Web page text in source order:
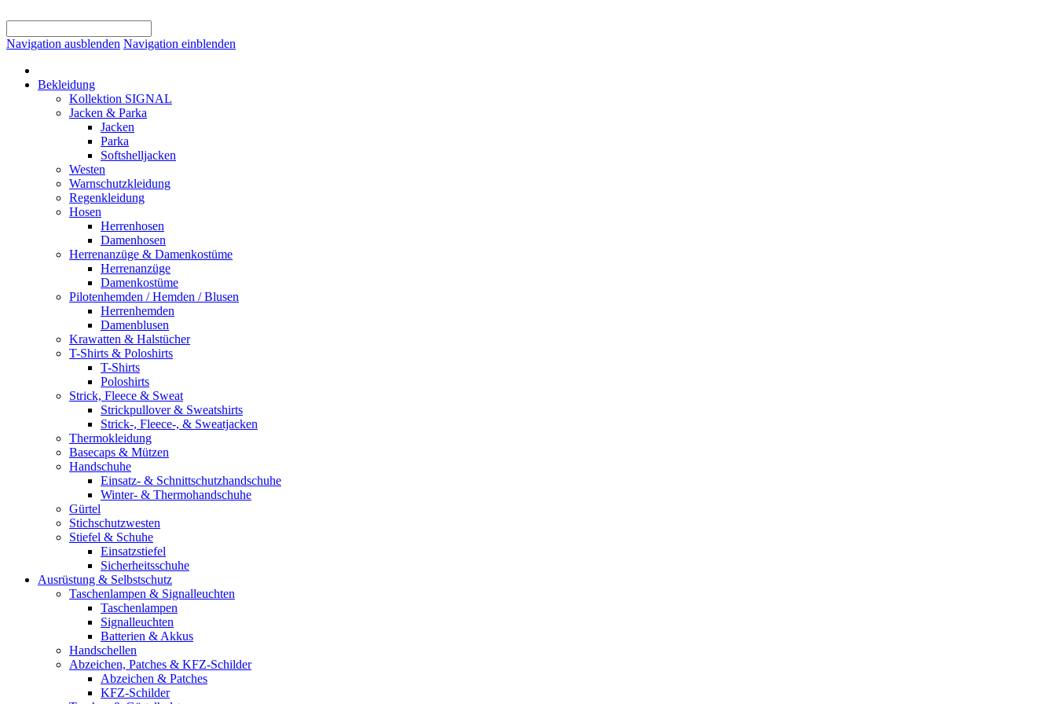
Navigation ausblenden Navigation einblenden
Bekleidung
Kollektion SIGNAL
Jacken & Parka
Jacken
Parka
Softshelljacken
Westen
Warnschutzkleidung
Regenkleidung
Hosen
Herrenhosen
Damenhosen
Herrenanzüge & Damenkostüme
Herrenanzüge
Damenkostüme
Pilotenhemden / Hemden / Blusen
Herrenhemden
Damenblusen
Krawatten & Halstücher
T-Shirts & Poloshirts
T-Shirts
Poloshirts
Strick, Fleece & Sweat
Strickpullover & Sweatshirts
Strick-, Fleece-, & Sweatjacken
Thermokleidung
Basecaps & Mützen
Handschuhe
Einsatz- & Schnittschutzhandschuhe
Winter- & Thermohandschuhe
Gürtel
Stichschutzwesten
Stiefel & Schuhe
Einsatzstiefel
Sicherheitsschuhe
Ausrüstung & Selbstschutz
Taschenlampen & Signalleuchten
Taschenlampen
Signalleuchten
Batterien & Akkus
Handschellen
Abzeichen, Patches & KFZ-Schilder
Abzeichen & Patches
KFZ-Schilder